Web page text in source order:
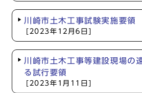
川崎市土木工事試験実施要領
[2023年12月6日]
川崎市土木工事等建設現場の
る試行要領
[2023年1月11日]